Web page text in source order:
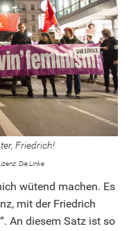
Friedrich!
Die Linke
wütend machen. Es
mit der Friedrich
An diesem Satz ist so